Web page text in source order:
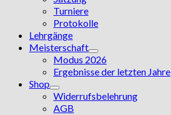
Turniere
Protokolle
Lehrgänge
Meisterschaft
Modus 2026
Ergebnisse der letzten Jahre
Shop
Widerrufsbelehrung
AGB